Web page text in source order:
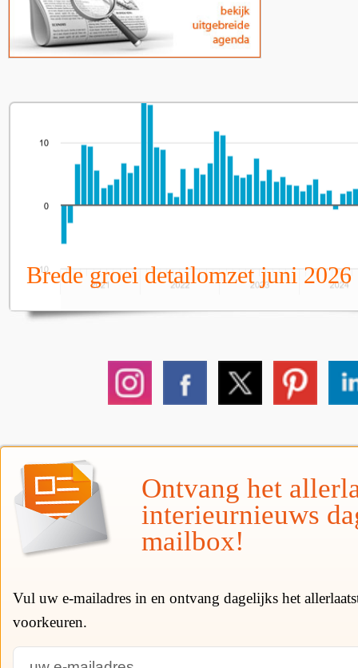
Brede groei detailomzet juni 2026
Ontvang het
interieurnieuws
mailbox!
Vul uw e-mailadres in en ontvang dagelijks het
voorkeuren.